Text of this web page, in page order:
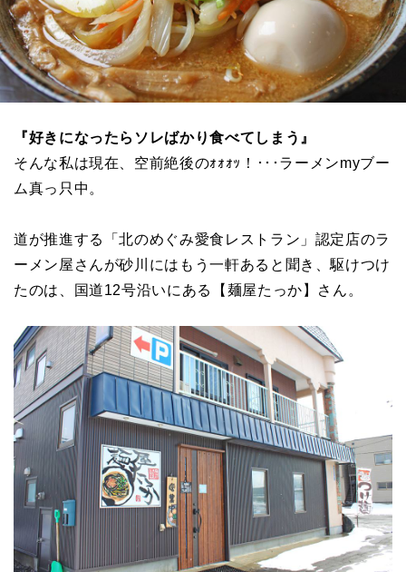
『好きになったらソレばかり食べてしまう』
そんな私は現在、空前絶後のｫｫｫｯ！･･･ラーメンmyブー
ム真っ只中。
道が推進する「北のめぐみ愛食レストラン」認定店のラ
ーメン屋さんが砂川にはもう一軒あると聞き、駆けつけ
たのは、国道12号沿いにある【麺屋たっか】さん。